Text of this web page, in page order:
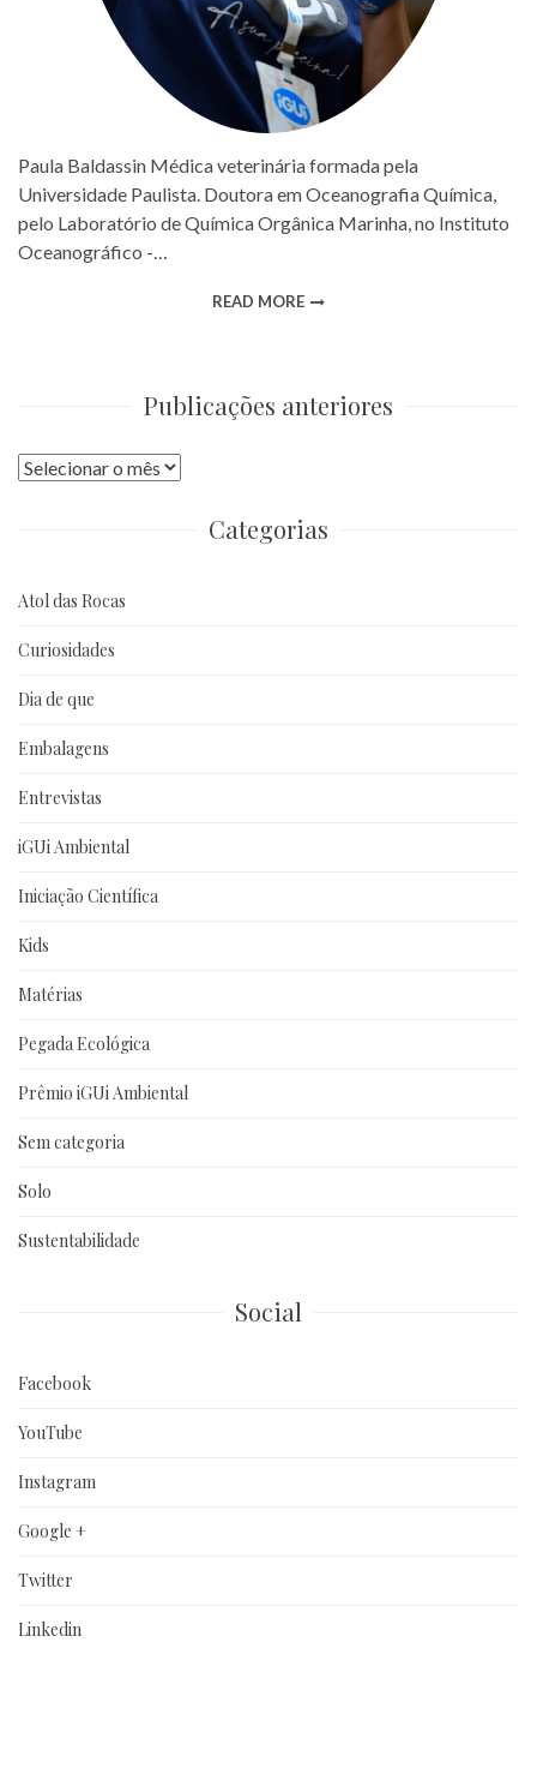
Paula Baldassin Médica veterinária formada pela
Universidade Paulista. Doutora em Oceanografia Química,
pelo Laboratório de Química Orgânica Marinha, no Instituto
Oceanográfico -…
READ MORE
Publicações anteriores
Publicações
Categorias
Atol das Rocas
Curiosidades
Dia de que
Embalagens
Entrevistas
iGUi Ambiental
Iniciação Científica
Kids
Matérias
Pegada Ecológica
Prêmio iGUi Ambiental
Sem categoria
Solo
Sustentabilidade
Social
Facebook
YouTube
Instagram
Google +
Twitter
Linkedin